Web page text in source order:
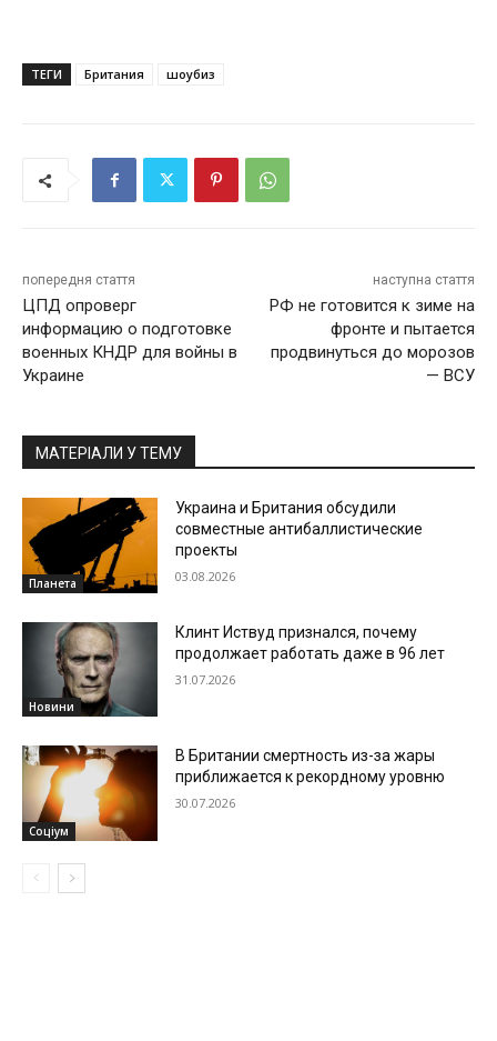
ТЕГИ Британия шоубиз
попередня стаття
ЦПД опроверг
информацию о подготовке
военных КНДР для войны в
Украине
наступна стаття
РФ не готовится к зиме на
фронте и пытается
продвинуться до морозов
— ВСУ
МАТЕРІАЛИ У ТЕМУ
Планета
Украина и Британия обсудили
совместные антибаллистические
проекты
03.08.2026
Новини
Клинт Иствуд признался, почему
продолжает работать даже в 96 лет
31.07.2026
Соціум
В Британии смертность из-за жары
приближается к рекордному уровню
30.07.2026